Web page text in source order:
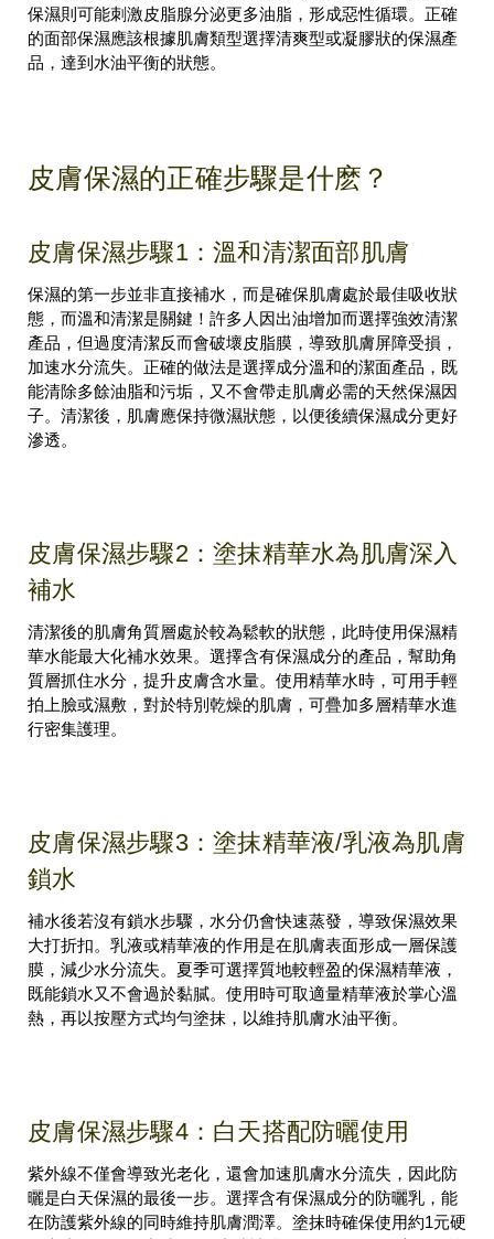
保濕則可能刺激皮脂腺分泌更多油脂，形成惡性循環。正確
的面部保濕應該根據肌膚類型選擇清爽型或凝膠狀的保濕產
品，達到水油平衡的狀態。
皮膚保濕的正確步驟是什麽？
皮膚保濕步驟1：溫和清潔面部肌膚
保濕的第一步並非直接補水，而是確保肌膚處於最佳吸收狀
態，而溫和清潔是關鍵！許多人因出油增加而選擇強效清潔
產品，但過度清潔反而會破壞皮脂膜，導致肌膚屏障受損，
加速水分流失。正確的做法是選擇成分溫和的潔面產品，既
能清除多餘油脂和污垢，又不會帶走肌膚必需的天然保濕因
子。清潔後，肌膚應保持微濕狀態，以便後續保濕成分更好
滲透。
皮膚保濕步驟2：塗抹精華水為肌膚深入
補水
清潔後的肌膚角質層處於較為鬆軟的狀態，此時使用保濕精
華水能最大化補水效果。選擇含有保濕成分的產品，幫助角
質層抓住水分，提升皮膚含水量。使用精華水時，可用手輕
拍上臉或濕敷，對於特別乾燥的肌膚，可疊加多層精華水進
行密集護理。
皮膚保濕步驟3：塗抹精華液/乳液為肌膚
鎖水
補水後若沒有鎖水步驟，水分仍會快速蒸發，導致保濕效果
大打折扣。乳液或精華液的作用是在肌膚表面形成一層保護
膜，減少水分流失。夏季可選擇質地較輕盈的保濕精華液，
既能鎖水又不會過於黏膩。使用時可取適量精華液於掌心溫
熱，再以按壓方式均勻塗抹，以維持肌膚水油平衡。
皮膚保濕步驟4：白天搭配防曬使用
紫外線不僅會導致光老化，還會加速肌膚水分流失，因此防
曬是白天保濕的最後一步。選擇含有保濕成分的防曬乳，能
在防護紫外線的同時維持肌膚潤澤。塗抹時確保使用約1元硬